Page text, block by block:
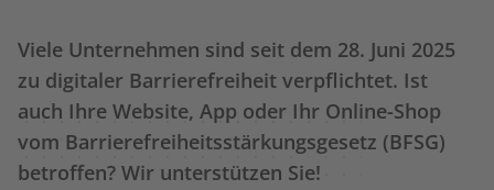
Viele Unternehmen sind seit dem 28. Juni 2025
zu digitaler Barrierefreiheit verpflichtet. Ist
auch Ihre Website, App oder Ihr Online-Shop
vom Barrierefreiheitsstärkungsgesetz (BFSG)
betroffen? Wir unterstützen Sie!